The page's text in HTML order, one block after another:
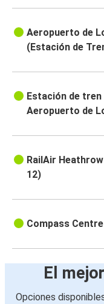
Aeropuerto de
(Estación de
Estación de tren
Aeropuerto de
RailAir
12)
Compass
El
Opciones